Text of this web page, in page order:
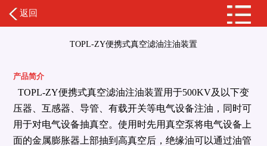
返回
TOPL-ZY便携式真空滤油注油装置
产品简介
TOPL-ZY便携式真空滤油注油装置用于500KV及以下变
压器、互感器、导管、有载开关等电气设备注油，同时可
用于对电气设备抽真空。使用时先用真空泵将电气设备上
面的金属膨胀器上部抽到高真空后，绝缘油可以通过油管